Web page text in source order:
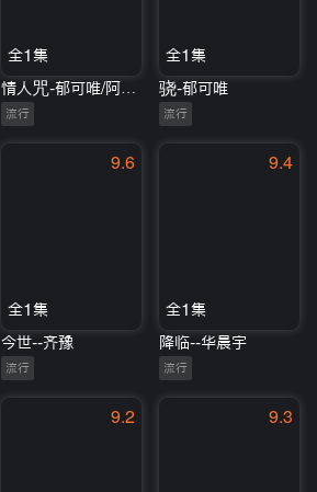
全1集
流行
全1集
骁-郁可唯
流行
9.6
全1集
今世--齐豫
流行
9.4
全1集
降临--华晨宇
流行
9.2 9.3